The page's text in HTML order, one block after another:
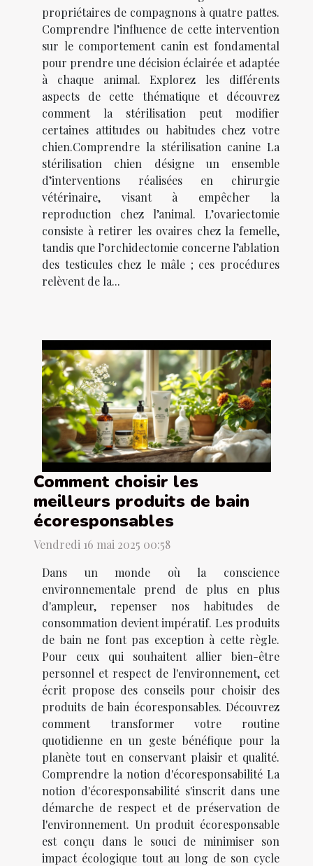
propriétaires de compagnons à quatre pattes.
Comprendre l’influence de cette intervention
sur le comportement canin est fondamental
pour prendre une décision éclairée et adaptée
à chaque animal. Explorez les différents
aspects de cette thématique et découvrez
comment la stérilisation peut modifier
certaines attitudes ou habitudes chez votre
chien.Comprendre la stérilisation canine La
stérilisation chien désigne un ensemble
d’interventions réalisées en chirurgie
vétérinaire, visant à empêcher la
reproduction chez l’animal. L’ovariectomie
consiste à retirer les ovaires chez la femelle,
tandis que l’orchidectomie concerne l’ablation
des testicules chez le mâle ; ces procédures
relèvent de la...
Comment choisir les
meilleurs produits de bain
écoresponsables
Vendredi 16 mai 2025 00:58
Dans un monde où la conscience
environnementale prend de plus en plus
d'ampleur, repenser nos habitudes de
consommation devient impératif. Les produits
de bain ne font pas exception à cette règle.
Pour ceux qui souhaitent allier bien-être
personnel et respect de l'environnement, cet
écrit propose des conseils pour choisir des
produits de bain écoresponsables. Découvrez
comment transformer votre routine
quotidienne en un geste bénéfique pour la
planète tout en conservant plaisir et qualité.
Comprendre la notion d'écoresponsabilité La
notion d'écoresponsabilité s'inscrit dans une
démarche de respect et de préservation de
l'environnement. Un produit écoresponsable
est conçu dans le souci de minimiser son
impact écologique tout au long de son cycle